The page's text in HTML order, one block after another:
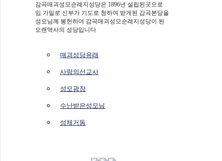
감곡매괴성모순례지성당은 1896년 설립된곳으로
임 가밀로 신부가 기도로 청하여 받게된 감곡본당을
성모님께 봉헌하여 감곡매괴성모순례지성당이 된
오랜역사의 성당입니다
매괴성당유래
사랑의선교사
성모광장
수난받은성모님
성체거동